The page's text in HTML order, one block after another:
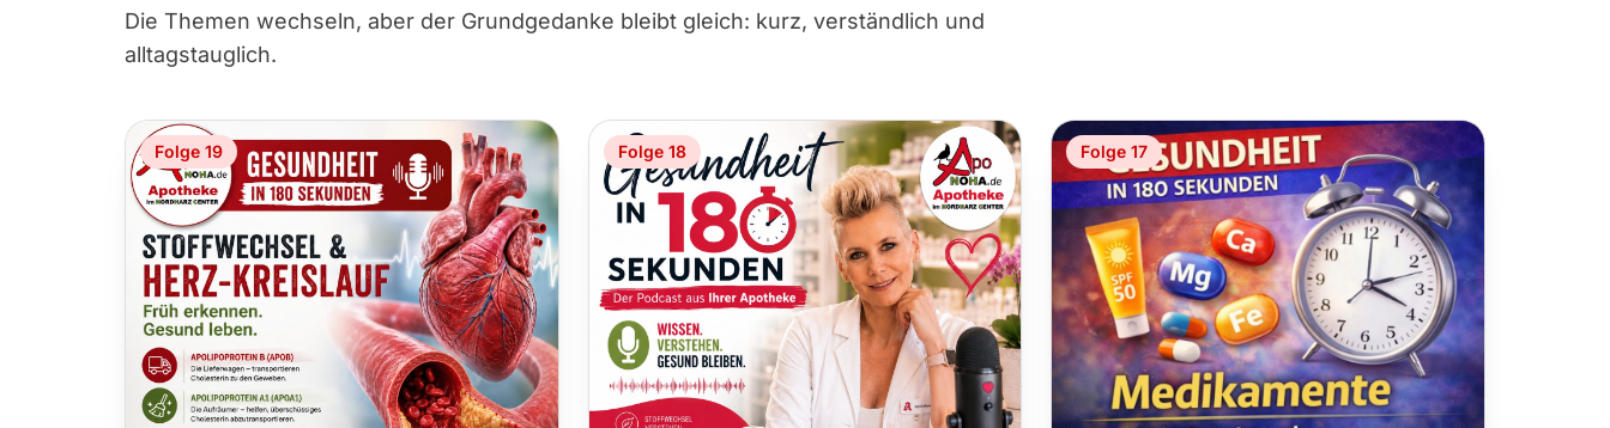
Die Themen wechseln, aber der Grundgedanke bleibt gleich: kurz, verständlich und
alltagstauglich.
Folge 19 Folge 18 Folge 17